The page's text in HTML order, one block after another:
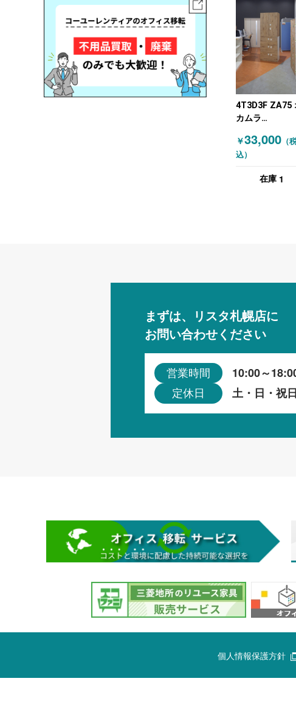
4T3D3F ZA75
カムラ
連結キャビネッ
札幌限定品！
￥33,000 （
込）
在庫 1
まずは、リスタ札幌店に
お問い合わせください
営業時間 10:00～
定休日 土・日・祝日
個人情報保護方針